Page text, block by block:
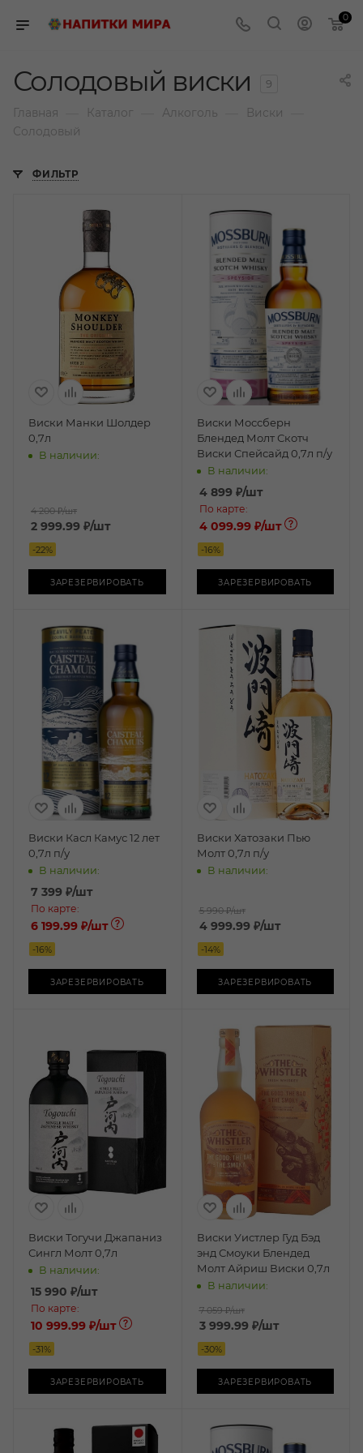
0
Солодовый виски 9
Главная Каталог Алкоголь Виски
Солодовый
ФИЛЬТР
Виски Манки Шолдер
0,7л
В наличии:
4 200 ₽/шт
2 999.99 ₽/шт
-22%
ЗАРЕЗЕРВИРОВАТЬ
Виски Моссберн
Блендед Молт Скотч
Виски Спейсайд 0,7л п/у
В наличии:
4 899₽/шт
По карте:
4 099.99 ₽/шт
-16%
ЗАРЕЗЕРВИРОВАТЬ
Виски Касл Камус 12 лет
0,7л п/у
В наличии:
7 399 ₽/шт
По карте:
6 199.99 ₽/шт
-16%
ЗАРЕЗЕРВИРОВАТЬ
Виски Хатозаки Пью
Молт 0,7л п/у
В наличии:
5 990 ₽/шт
4 999.99₽/шт
-14%
ЗАРЕЗЕРВИРОВАТЬ
Виски Тогучи Джапаниз
Сингл Молт 0,7л
В наличии:
15 990 ₽/шт
По карте:
10 999.99 ₽/шт
-31%
ЗАРЕЗЕРВИРОВАТЬ
Виски Уистлер Гуд Бэд
энд Смоуки Блендед
Молт Айриш Виски 0,7л
В наличии:
7 059 ₽/шт
3 999.99₽/шт
-30%
ЗАРЕЗЕРВИРОВАТЬ